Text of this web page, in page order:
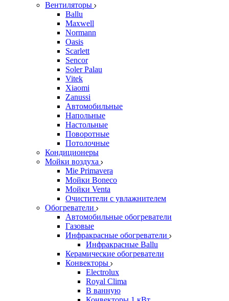
Вентиляторы
Ballu
Maxwell
Normann
Oasis
Scarlett
Sencor
Soler Palau
Vitek
Xiaomi
Zanussi
Автомобильные
Напольные
Настольные
Поворотные
Потолочные
Кондиционеры
Мойки воздуха
Mie Primavera
Мойки Boneco
Мойки Venta
Очистители с увлажнителем
Обогреватели
Автомобильные обогреватели
Газовые
Инфракрасные обогреватели
Инфракрасные Ballu
Керамические обогреватели
Конвекторы
Electrolux
Royal Clima
В ванную